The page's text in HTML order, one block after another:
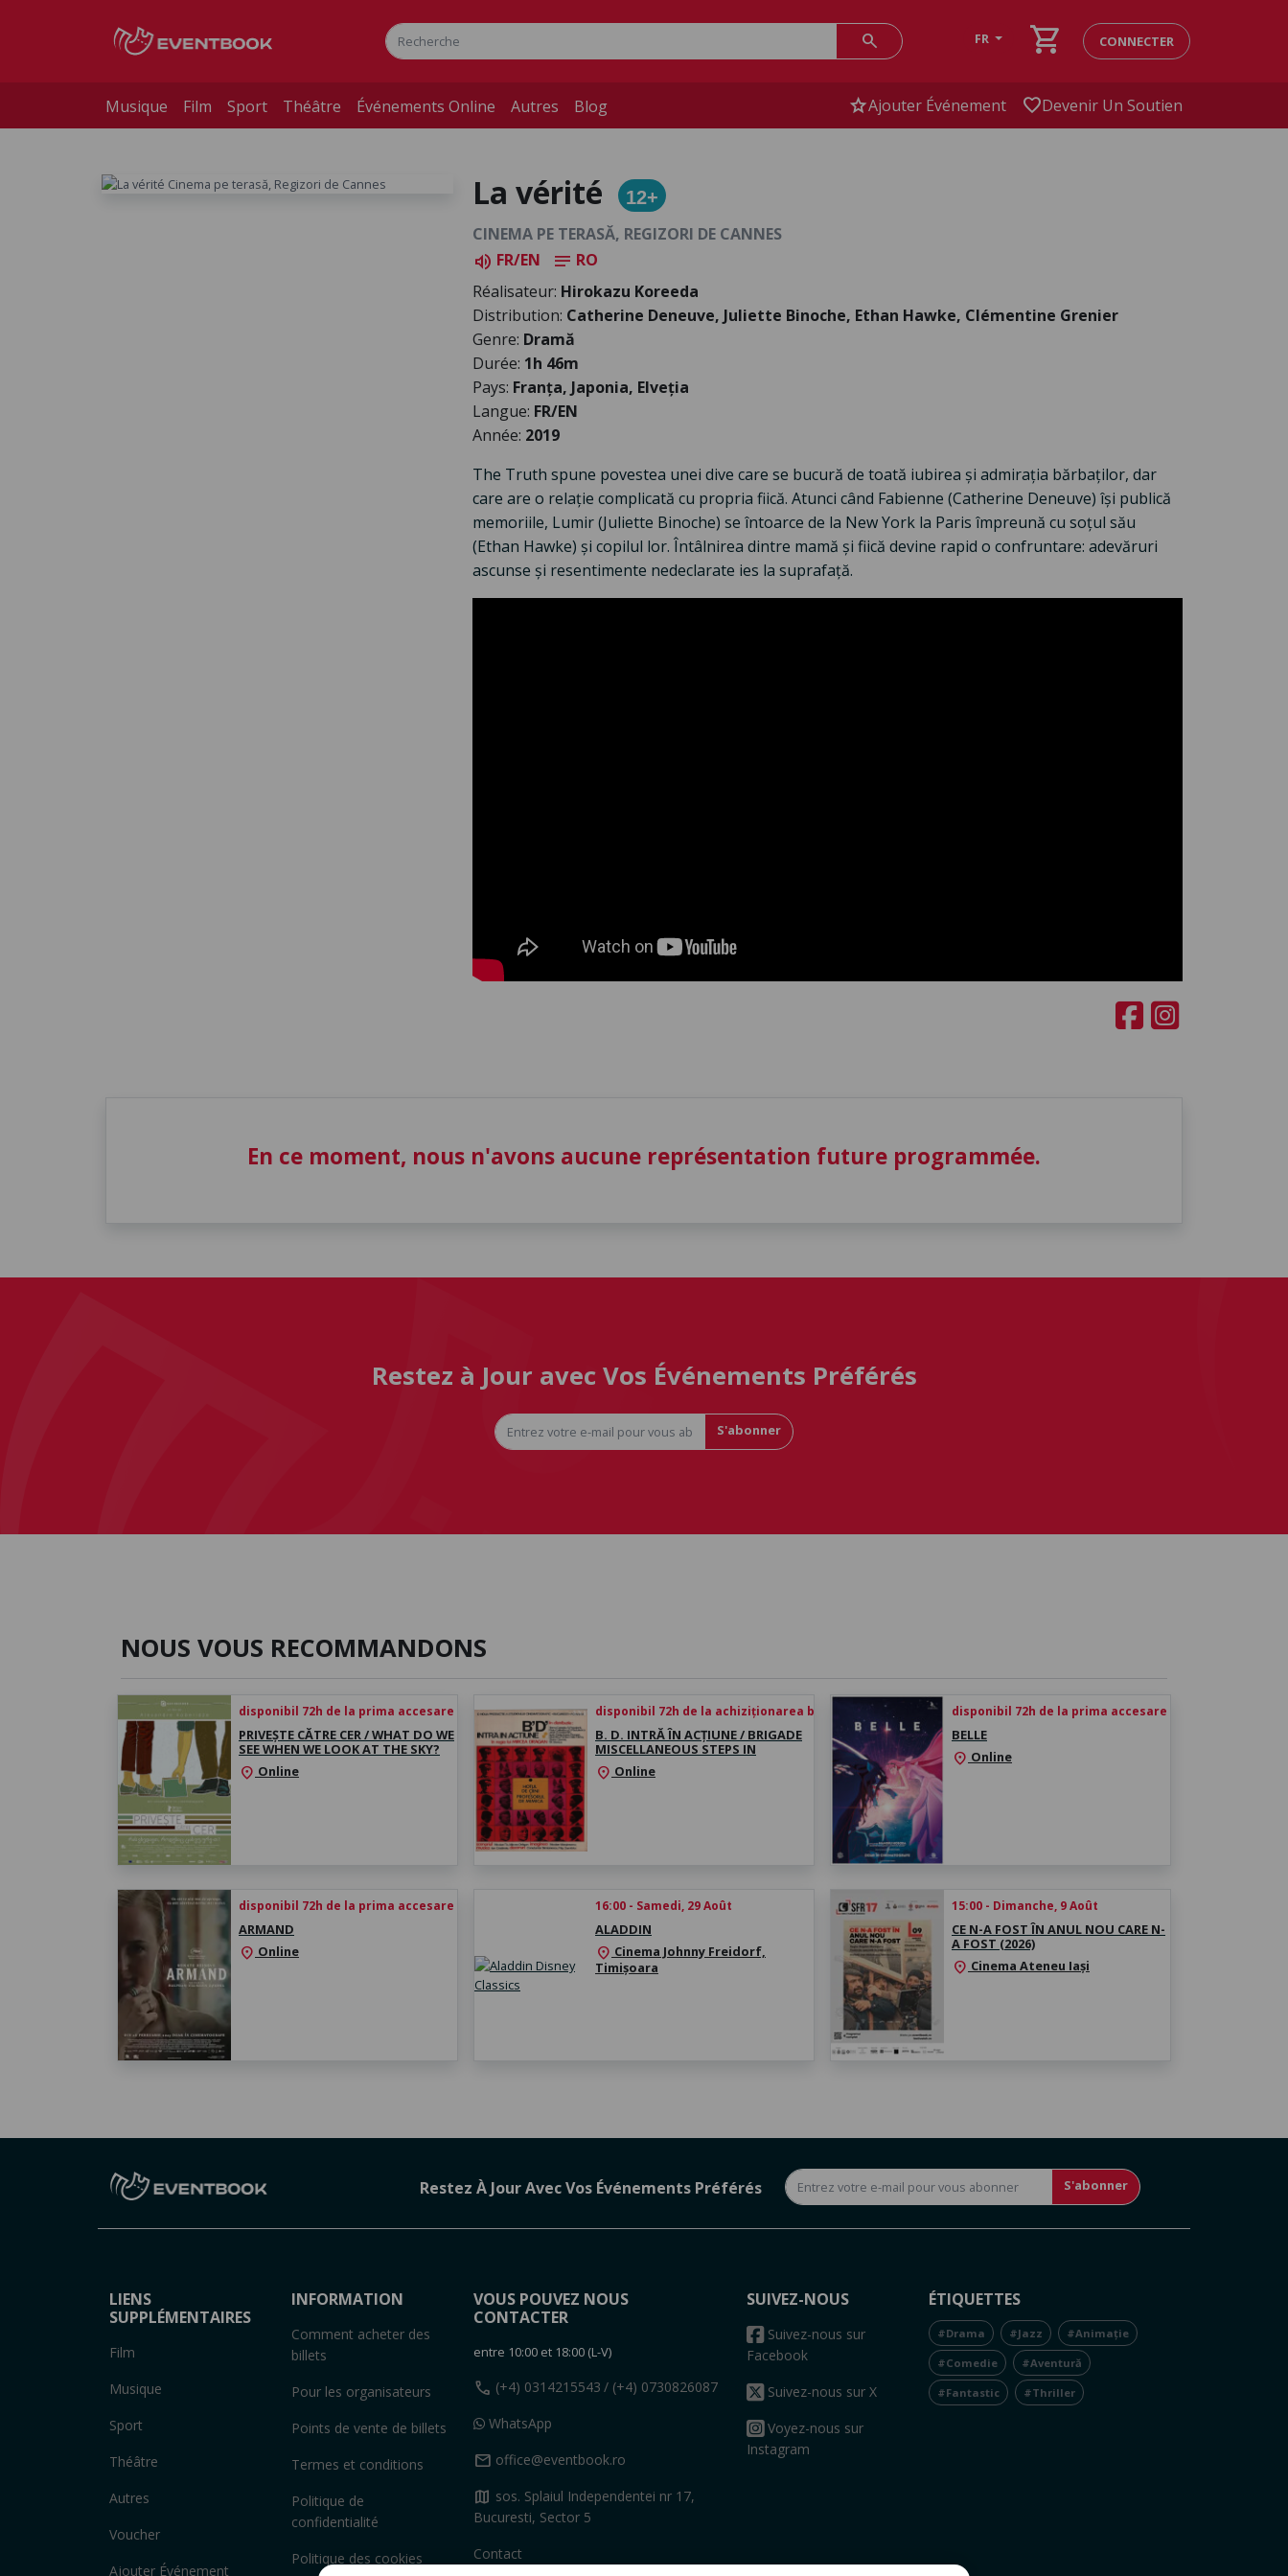
search FR shopping_cart CONNECTER
Musique Film Sport Théâtre Événements Online Autres Blog starAjouter Événement favoriteDevenir Un Soutien
La vérité
12+
CINEMA PE TERASĂ, REGIZORI DE CANNES
volume_up FR/EN notes RO
Réalisateur: Hirokazu Koreeda
Distribution: Catherine Deneuve, Juliette Binoche, Ethan Hawke, Clémentine Grenier
Genre: Dramă
Durée: 1h 46m
Pays: Franța, Japonia, Elveția
Langue: FR/EN
Année: 2019
The Truth spune povestea unei dive care se bucură de toată iubirea și admirația bărbaților, dar
care are o relație complicată cu propria fiică. Atunci când Fabienne (Catherine Deneuve) își publică
memoriile, Lumir (Juliette Binoche) se întoarce de la New York la Paris împreună cu soțul său
(Ethan Hawke) și copilul lor. Întâlnirea dintre mamă și fiică devine rapid o confruntare: adevăruri
ascunse și resentimente nedeclarate ies la suprafață.
En ce moment, nous n'avons aucune représentation future programmée.
Restez à Jour avec Vos Événements Préférés
S'abonner
NOUS VOUS RECOMMANDONS
disponibil 72h de la prima accesare
PRIVEȘTE CĂTRE CER / WHAT DO WE
SEE WHEN WE LOOK AT THE SKY?
location_on Online
disponibil 72h de la achiziționarea biletului
B. D. INTRĂ ÎN ACȚIUNE / BRIGADE
MISCELLANEOUS STEPS IN
location_on Online
disponibil 72h de la prima accesare
BELLE
location_on Online
disponibil 72h de la prima accesare
ARMAND
location_on Online
16:00 - Samedi, 29 Août
ALADDIN
location_on Cinema Johnny Freidorf,
Timișoara
15:00 - Dimanche, 9 Août
CE N-A FOST ÎN ANUL NOU CARE N-
A FOST (2026)
location_on Cinema Ateneu Iași
Restez À Jour Avec Vos Événements Préférés S'abonner
LIENS
SUPPLÉMENTAIRES
Film
Musique
Sport
Théâtre
Autres
Voucher
Ajouter Événement
INFORMATION
Comment acheter des
billets
Pour les organisateurs
Points de vente de billets
Termes et conditions
Politique de
confidentialité
Politique des cookies
VOUS POUVEZ NOUS
CONTACTER
entre 10:00 et 18:00 (L-V)
call (+4) 0314215543 / (+4) 0730826087
WhatsApp
mail office@eventbook.ro
map sos. Splaiul Independentei nr 17,
Bucuresti, Sector 5
Contact
SUIVEZ-NOUS
Suivez-nous sur
Facebook
Suivez-nous sur X
Voyez-nous sur
Instagram
ÉTIQUETTES
#Drama #Jazz #Animație
#Comedie #Aventură
#Fantastic #Thriller